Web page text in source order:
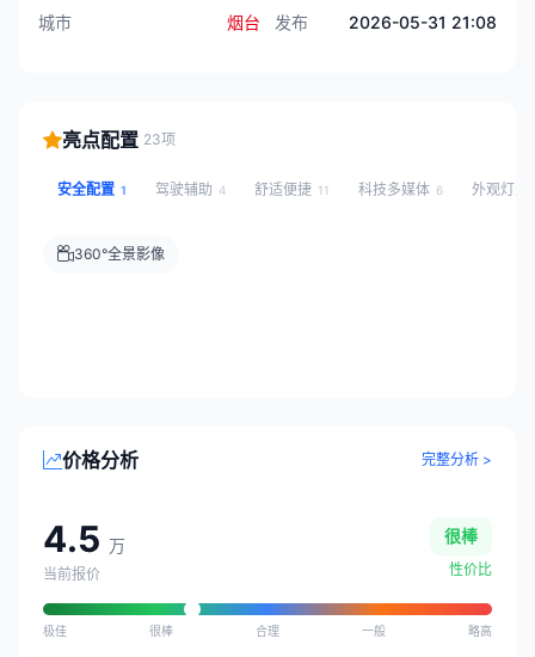
城市
烟台 发布 2026-05-31 21:08
亮点配置 23项
安全配置 1 驾驶辅助 4 舒适便捷 11 科技多媒体 6 外观灯光
360°全景影像
价格分析 完整分析 >
4.5 万
当前报价
很棒
性价比
极佳 很棒 合理 一般 略高